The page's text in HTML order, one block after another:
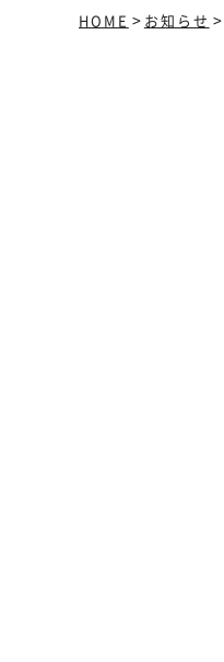
HOME > お知らせ >